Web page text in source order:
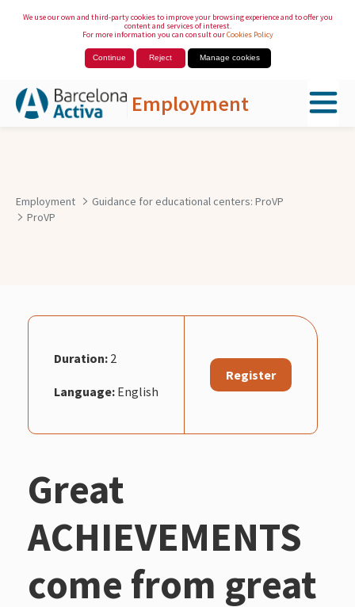
We use our own and third-party cookies to improve your browsing experience and to offer you
content and services of interest.
For more information you can consult ourCookies Policy
Continue Reject Manage cookies
Employment
Employment
Guidance for educational centers: ProVP
ProVP
Duration: 2
Language: English
Register
Great
ACHIEVEMENTS
come from great